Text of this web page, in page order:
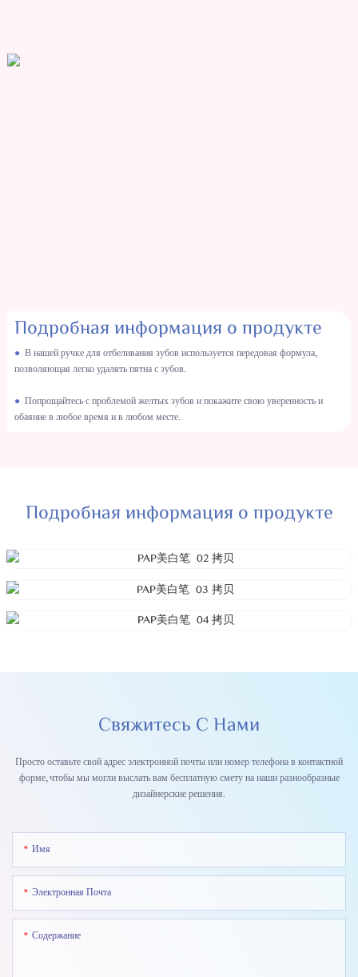
Подробная информация о продукте
● В нашей ручке для отбеливания зубов используется передовая формула,
позволяющая легко удалять пятна с зубов.
● Попрощайтесь с проблемой желтых зубов и покажите свою уверенность и
обаяние в любое время и в любом месте.
Подробная информация о продукте
Свяжитесь С Нами
Просто оставьте свой адрес электронной почты или номер телефона в контактной
форме, чтобы мы могли выслать вам бесплатную смету на наши разнообразные
дизайнерские решения.
Имя
Электронная Почта
Содержание